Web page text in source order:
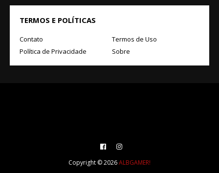
TERMOS E POLÍTICAS
Contato
Termos de Uso
Política de Privacidade
Sobre
Copyright ©2026ALBGAMER!